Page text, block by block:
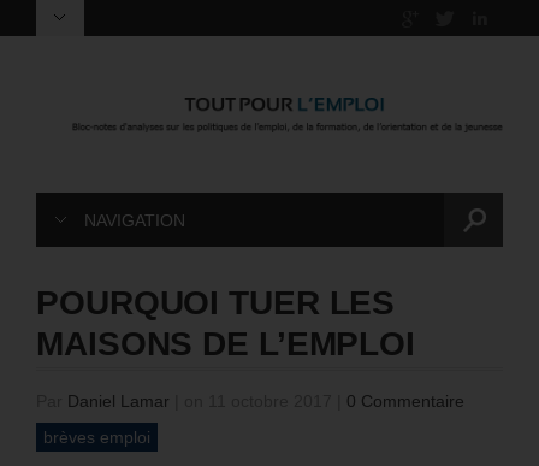
NAVIGATION
POURQUOI TUER LES
MAISONS DE L’EMPLOI
Daniel Lamar
0 Commentaire
brèves emploi